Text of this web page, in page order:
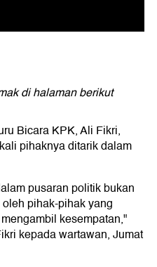
di halaman berikut
Bicara KPK, Ali Fikri,
pihaknya ditarik dalam
pusaran politik bukan
pihak-pihak yang
kesempatan,"
kepada wartawan, Jumat